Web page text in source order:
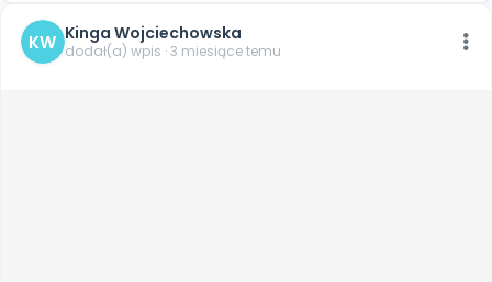
KW Kinga Wojciechowska
dodał(a) wpis · 3 miesiące temu